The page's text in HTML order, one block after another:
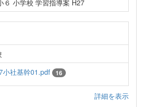
６ 小学校 学習指導案 H27
小社基幹01.pdf 16
詳細を表示